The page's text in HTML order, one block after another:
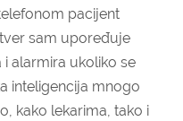
pacijent
sam upoređuje
alarmira ukoliko se
inteligencija mnogo
kako lekarima, tako i